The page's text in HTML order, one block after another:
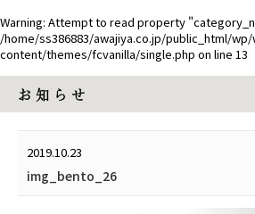
Warning: Attempt to read property
/home/ss386883/awajiya.co.jp/public_html/
content/themes/fcvanilla/single.php on line 13
お 知 ら せ
2019.10.23
img_bento_26